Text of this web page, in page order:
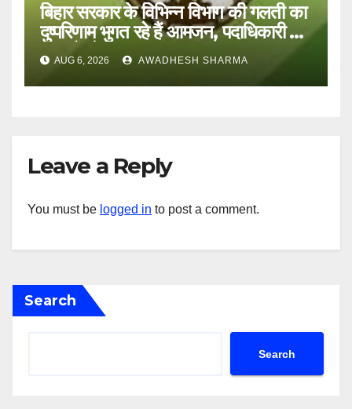
बिहार सरकार के विभिन्न विभाग की गलती का
दुष्परिणाम भुगत रहे हैं आमजन, पदाधिकारी और
अन्य हैं मौन
AUG 6, 2026 AWADHESH SHARMA
Leave a Reply
You must be logged in to post a comment.
Search
Search